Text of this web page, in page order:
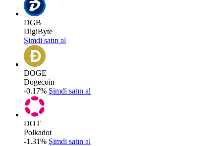
DGB
DigiByte
Şimdi satın al
DOGE
Dogecoin
-0.17% Şimdi satın al
DOT
Polkadot
-1.31% Şimdi satın al